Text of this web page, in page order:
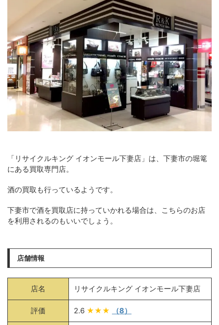
「リサイクルキング イオンモール下妻店」は、下妻市の堀篭
にある買取専門店。
酒の買取も行っているようです。
下妻市で酒を買取店に持っていかれる場合は、こちらのお店
を利用されるのもいいでしょう。
店舗情報
店名 リサイクルキング イオンモール下妻店
評価 2.6 ★★★ （8）